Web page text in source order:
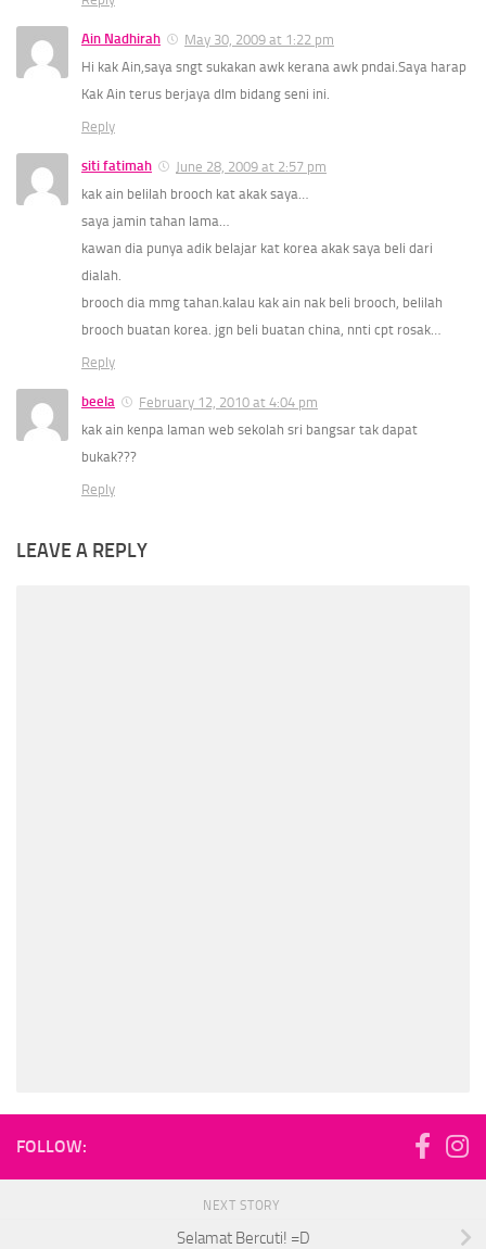
Ain Nadhirah
May 30, 2009 at 1:22 pm
Hi kak Ain,saya sngt sukakan awk kerana awk pndai.Saya harap
Kak Ain terus berjaya dlm bidang seni ini.
Reply
siti fatimah
June 28, 2009 at 2:57 pm
kak ain belilah brooch kat akak saya…
saya jamin tahan lama…
kawan dia punya adik belajar kat korea akak saya beli dari
dialah.
brooch dia mmg tahan.kalau kak ain nak beli brooch, belilah
brooch buatan korea. jgn beli buatan china, nnti cpt rosak…
Reply
beela
February 12, 2010 at 4:04 pm
kak ain kenpa laman web sekolah sri bangsar tak dapat
bukak???
Reply
LEAVE A REPLY
FOLLOW:
NEXT STORY
Selamat Bercuti! =D